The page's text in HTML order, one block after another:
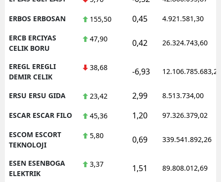
ERBOS ERBOSAN 155,50 0,45 4.921.581,30
ERCB ERCIYAS
CELIK BORU
47,90 0,42 26.324.743,60
EREGL EREGLI
DEMIR CELIK
38,68 -6,93 12.106.785.683,20
ERSU ERSU GIDA 23,42 2,99 8.513.734,00
ESCAR ESCAR FILO 45,36 1,20 97.326.379,02
ESCOM ESCORT
TEKNOLOJI
5,80 0,69 339.541.892,26
ESEN ESENBOGA
ELEKTRIK
3,37 1,51 89.808.012,69